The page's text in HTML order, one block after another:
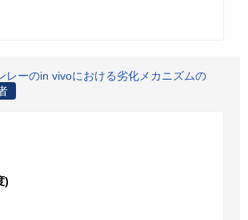
レーのin vivoにおける劣化メカニズムの
)